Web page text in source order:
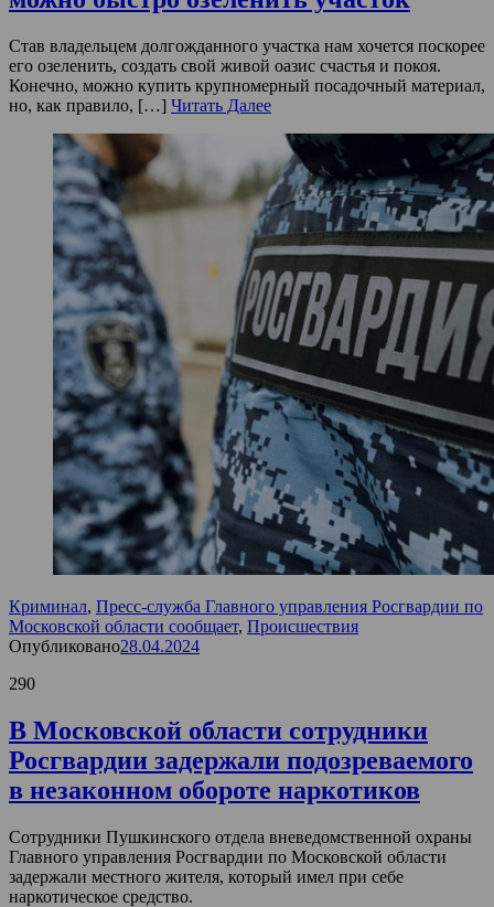
Став владельцем долгожданного участка нам хочется поскорее
его озеленить, создать свой живой оазис счастья и покоя.
Конечно, можно купить крупномерный посадочный материал,
но, как правило, […] Читать Далее
Криминал, Пресс-служба Главного управления Росгвардии по
Московской области сообщает, Происшествия
Опубликовано28.04.2024
290
В Московской области сотрудники
Росгвардии задержали подозреваемого
в незаконном обороте наркотиков
Сотрудники Пушкинского отдела вневедомственной охраны
Главного управления Росгвардии по Московской области
задержали местного жителя, который имел при себе
наркотическое средство.